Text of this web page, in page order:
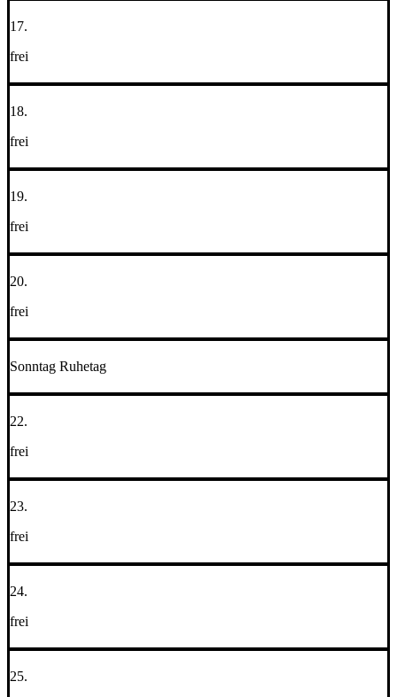
17.
frei
18.
frei
19.
frei
20.
frei
Sonntag Ruhetag
22.
frei
23.
frei
24.
frei
25.